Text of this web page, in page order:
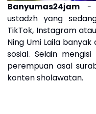
Banyumas24jam -
ustadzh yang
TikTok, Instagram
Ning Umi Laila
sosial. Selain
perempuan asal
konten sholawatan.